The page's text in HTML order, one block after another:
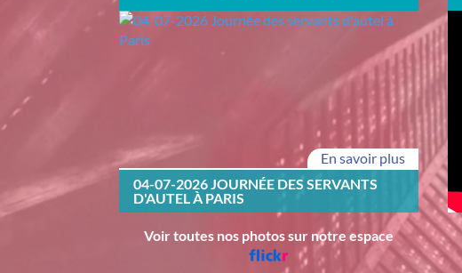
04-07-2026 JOURNÉE DES SERVANTS
D'AUTEL À PARIS
En savoir plus
Voir toutes nos photos sur notre espace